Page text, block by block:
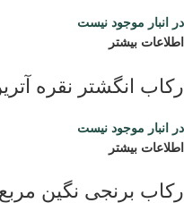
در انبار موجود نیست
اطلاعات بیشتر
رکاب انگشتر نقره
در انبار موجود نیست
اطلاعات بیشتر
رکاب برنجی نگین